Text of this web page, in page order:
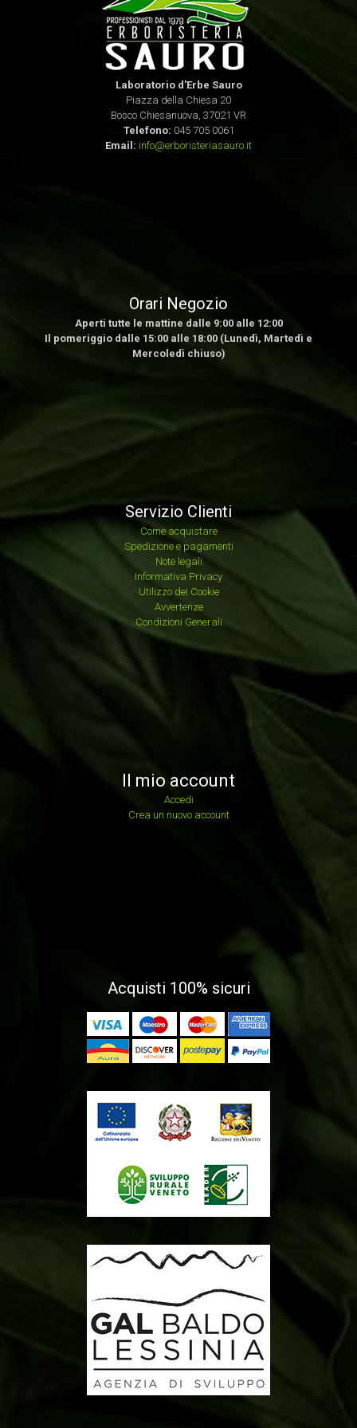
Laboratorio d'Erbe Sauro
Piazza della Chiesa 20
Bosco Chiesanuova, 37021 VR
Telefono: 045 705 0061
Email: info@erboristeriasauro.it
Orari Negozio
Aperti tutte le mattine dalle 9:00 alle 12:00
Il pomeriggio dalle 15:00 alle 18:00 (Lunedì, Martedì e
Mercoledì chiuso)
Servizio Clienti
Come acquistare
Spedizione e pagamenti
Note legali
Informativa Privacy
Utilizzo dei Cookie
Avvertenze
Condizioni Generali
Il mio account
Accedi
Crea un nuovo account
Acquisti 100% sicuri